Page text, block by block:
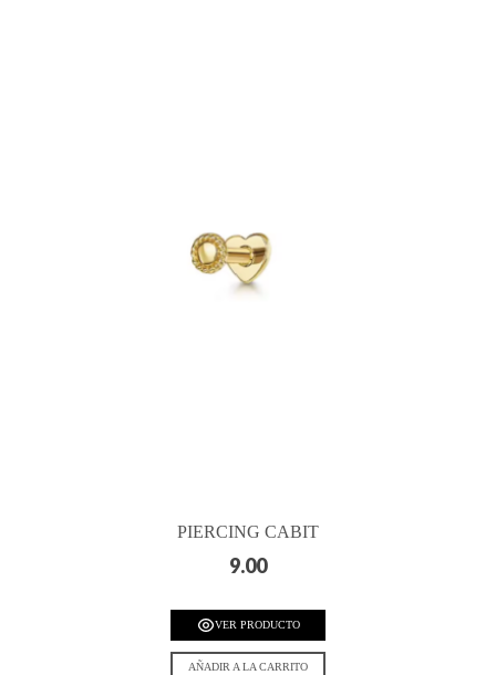
PIERCING CABIT
9.00
VER PRODUCTO
AÑADIR A LA CARRITO